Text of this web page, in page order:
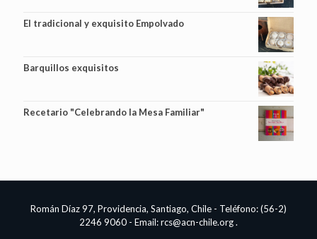
El tradicional y exquisito Empolvado
Barquillos exquisitos
Recetario "Celebrando la Mesa Familiar"
Román Díaz 97, Providencia, Santiago, Chile - Teléfono: (56-2)
2246 9060 - Email:rcs@acn-chile.org.